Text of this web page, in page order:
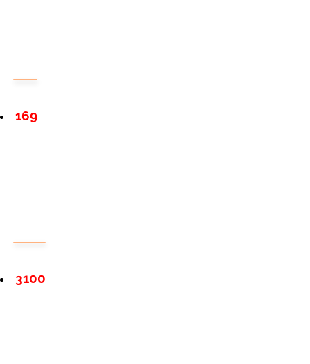
169
3100